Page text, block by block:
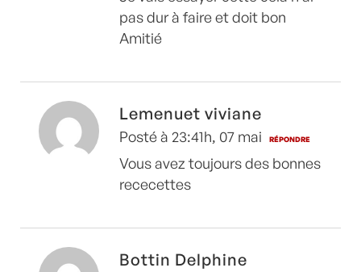
pas dur à faire et doit bon
Amitié
Lemenuet viviane
Posté à 23:41h, 07 mai RÉPONDRE
Vous avez toujours des bonnes
rececettes
Bottin Delphine